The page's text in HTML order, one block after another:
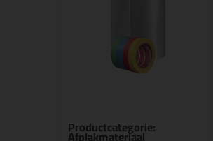
Productcategorie: